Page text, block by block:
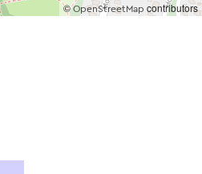
©OpenStreetMap contributors